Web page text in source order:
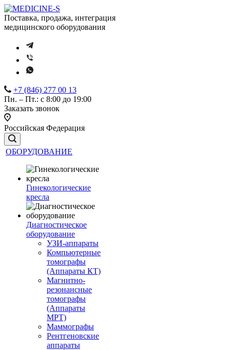
Поставка, продажа, интеграция
медицинского оборудования
+7 (846) 277 00 13
Пн. – Пт.: с 8:00 до 19:00
Заказать звонок
Российская Федерация
ОБОРУДОВАНИЕ
Гинекологические
кресла
Диагностическое
оборудование
УЗИ-аппараты
Компьютерные
томографы
(Аппараты КТ)
Магнитно-
резонансные
томографы
(Аппараты
МРТ)
Маммографы
Рентгеновские
аппараты